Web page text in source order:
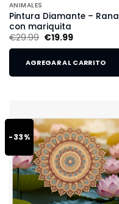
ANIMALES
Pintura Diamante – Rana
con mariquita
€29.99 €19.99
AGREGAR AL CARRITO
-33%